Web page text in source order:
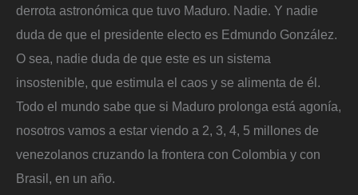
derrota astronómica que tuvo Maduro. Nadie. Y nadie
duda de que el presidente electo es Edmundo González.
O sea, nadie duda de que este es un sistema
insostenible, que estimula el caos y se alimenta de él.
Todo el mundo sabe que si Maduro prolonga está agonía,
nosotros vamos a estar viendo a 2, 3, 4, 5 millones de
venezolanos cruzando la frontera con Colombia y con
Brasil, en un año.